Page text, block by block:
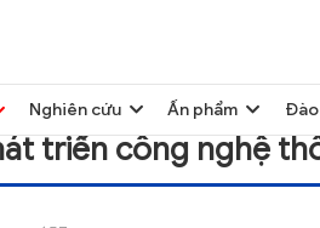
Nghiên cứu Ấn phẩm
triển công nghệ